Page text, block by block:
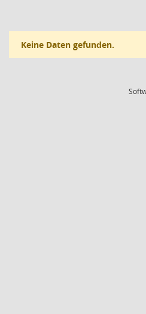
Keine Daten gefunden.